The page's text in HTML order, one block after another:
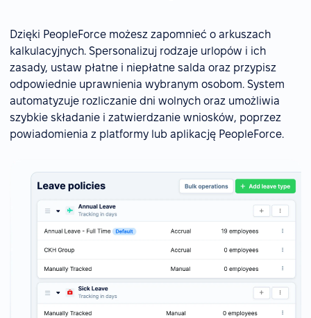
Dzięki PeopleForce możesz zapomnieć o arkuszach
kalkulacyjnych. Spersonalizuj rodzaje urlopów i ich
zasady, ustaw płatne i niepłatne salda oraz przypisz
odpowiednie uprawnienia wybranym osobom. System
automatyzuje rozliczanie dni wolnych oraz umożliwia
szybkie składanie i zatwierdzanie wniosków, poprzez
powiadomienia z platformy lub aplikację PeopleForce.